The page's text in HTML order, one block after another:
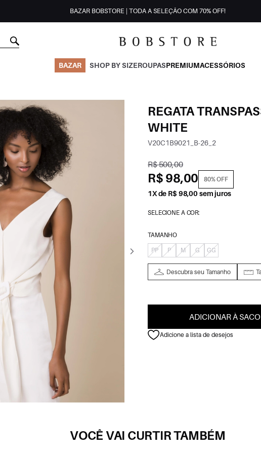
BAZAR BOBSTORE | TODA A SELEÇÃO COM 70% OFF!
BAZAR SHOP BY SIZEROUPASPREMIUMACESSÓRIOS
REGATA
WHITE
V20C1B9021_B-26_2
R$ 500,00
R$ 98,00 80% OFF
1X de R$ 98,00 sem juros
SELECIONE A COR:
TAMANHO
PP
P M G GG
Descubra seu Tamanho
ADICIONAR À
Adicione a lista de desejos
VOCÊ VAI CURTIR TAMBÉM